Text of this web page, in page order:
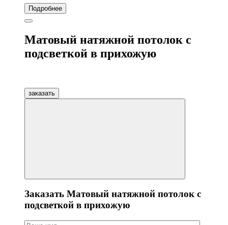
Подробнее
Матовый натяжной потолок с
подсветкой в прихожую
заказать
Заказать Матовый натяжной потолок с
подсветкой в прихожую